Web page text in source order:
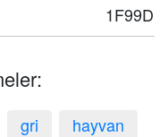
1F99D
gri hayvan